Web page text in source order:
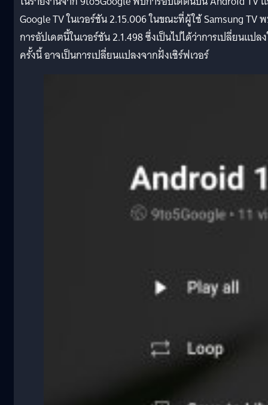
Google TV ในเวอร์ชัน 2.15.006 ในขณะที่ผู้ใช้ Samsung TV
การอัปเดตนี้ในเวอร์ชัน 2.1.498 ซึ่งเป็นไปได้ว่าการเปลี่ยนแปล
ครั้งนี้ อาจเป็นการเปลี่ยนแปลงจากฝั่งเซิร์ฟเวอร์